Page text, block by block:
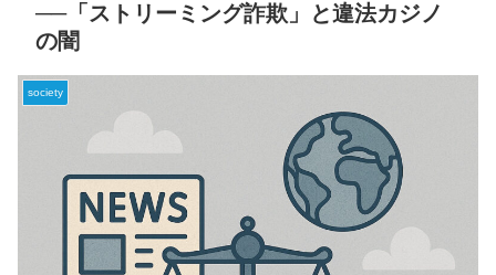
──「ストリーミング詐欺」と違法カジノ
の闇
society